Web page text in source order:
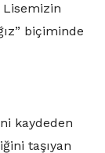
Lisemizin
biçiminde
kaydeden
taşıyan